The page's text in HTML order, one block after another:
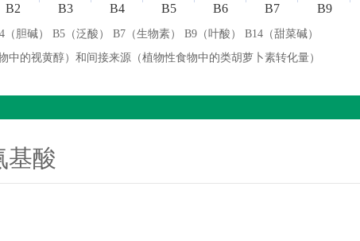
B2 B3 B4 B5 B6 B7 B9
胆碱） B5（泛酸） B7（生物素） B9（叶酸） B14（甜菜碱）
的视黄醇）和间接来源（植物性食物中的类胡萝卜素转化量）
基酸